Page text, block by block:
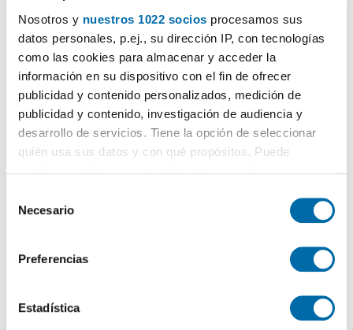
Nosotros y nuestros 1022 socios procesamos sus
datos personales, p.ej., su dirección IP, con tecnologías
como las cookies para almacenar y acceder la
información en su dispositivo con el fin de ofrecer
publicidad y contenido personalizados, medición de
publicidad y contenido, investigación de audiencia y
desarrollo de servicios. Tiene la opción de seleccionar
quién usa sus datos y con qué propósitos. Puede
el Menú de consentimiento.
Recopilar información sobre su ubicación geográfica
Identificar su dispositivo analizándolo activamente
para buscar características específicas (huellas
Necesario
Preferencias
Estadística
1/25
1.350€
62m 2 Hab 1 Baño
Extramurs, Arrancapins, Valencia
Llamar
Contactar
PREMIUM Máx. 10km